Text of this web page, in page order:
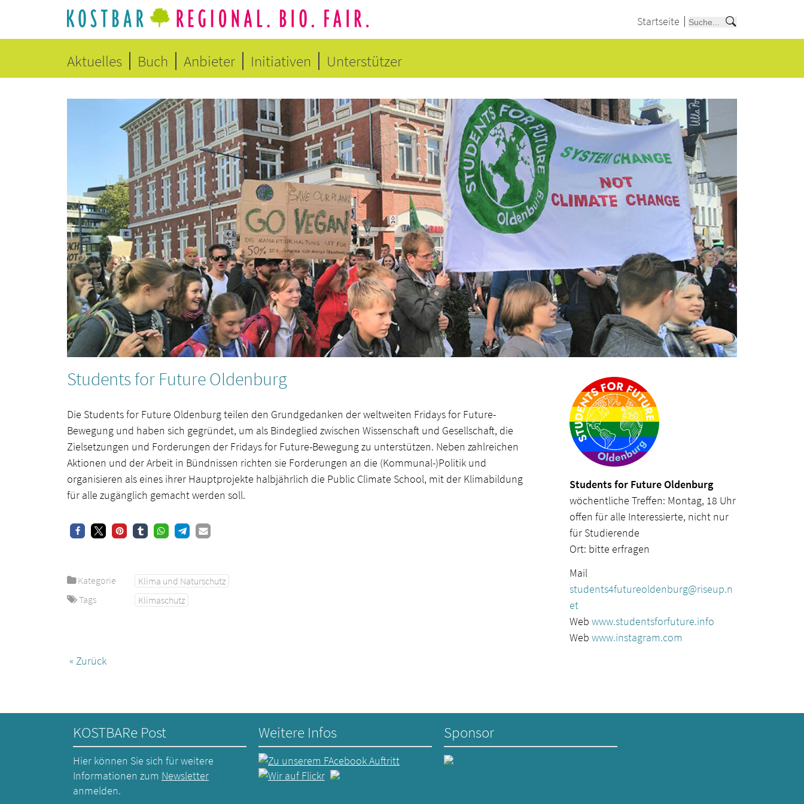
Startseite
Aktuelles Buch Anbieter Initiativen Unterstützer
Students for Future Oldenburg
Die Students for Future Oldenburg teilen den Grundgedanken der weltweiten Fridays for Future-
Bewegung und haben sich gegründet, um als Bindeglied zwischen Wissenschaft und Gesellschaft, die
Zielsetzungen und Forderungen der Fridays for Future-Bewegung zu unterstützen. Neben zahlreichen
Aktionen und der Arbeit in Bündnissen richten sie Forderungen an die (Kommunal-)Politik und
organisieren als eines ihrer Hauptprojekte halbjährlich die Public Climate School, mit der Klimabildung
für alle zugänglich gemacht werden soll.
Kategorie
Klima und Naturschutz
Tags
Klimaschutz
Students for Future Oldenburg
wöchentliche Treffen: Montag, 18 Uhr
offen für alle Interessierte, nicht nur
für Studierende
Ort: bitte erfragen
Mail
students4futureoldenburg@riseup.n
et
Web www.studentsforfuture.info
Web www.instagram.com
« Zurück
KOSTBARe Post
Hier können Sie sich für weitere
Informationen zum Newsletter
anmelden.
Weitere Infos Sponsor